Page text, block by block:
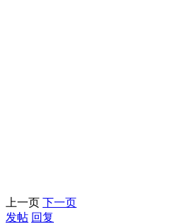
上一页 下一页
发帖 回复